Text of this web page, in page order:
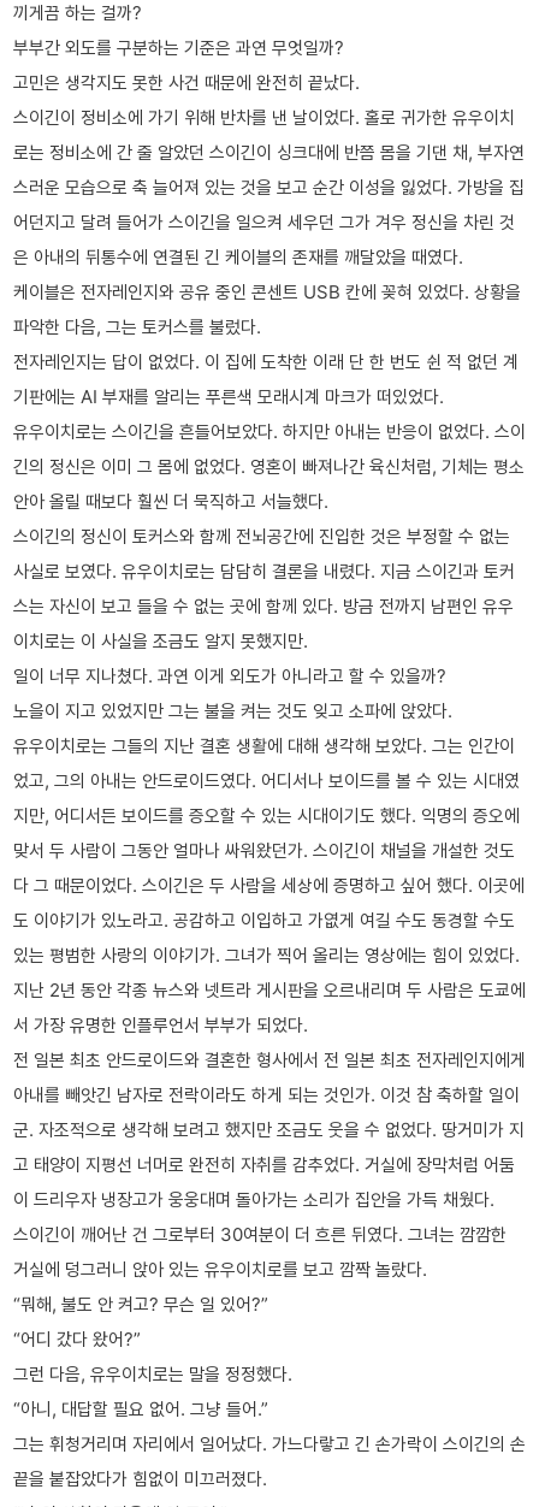
끼게끔 하는 걸까?
부부간 외도를 구분하는 기준은 과연 무엇일까?
고민은 생각지도 못한 사건 때문에 완전히 끝났다.
스이긴이 정비소에 가기 위해 반차를 낸 날이었다. 홀로 귀가한 유우이치
로는 정비소에 간 줄 알았던 스이긴이 싱크대에 반쯤 몸을 기댄 채, 부자연
스러운 모습으로 축 늘어져 있는 것을 보고 순간 이성을 잃었다. 가방을 집
어던지고 달려 들어가 스이긴을 일으켜 세우던 그가 겨우 정신을 차린 것
은 아내의 뒤통수에 연결된 긴 케이블의 존재를 깨달았을 때였다.
케이블은 전자레인지와 공유 중인 콘센트 USB 칸에 꽂혀 있었다. 상황을
파악한 다음, 그는 토커스를 불렀다.
전자레인지는 답이 없었다. 이 집에 도착한 이래 단 한 번도 쉰 적 없던 계
기판에는 AI 부재를 알리는 푸른색 모래시계 마크가 떠있었다.
유우이치로는 스이긴을 흔들어보았다. 하지만 아내는 반응이 없었다. 스이
긴의 정신은 이미 그 몸에 없었다. 영혼이 빠져나간 육신처럼, 기체는 평소
안아 올릴 때보다 훨씬 더 묵직하고 서늘했다.
스이긴의 정신이 토커스와 함께 전뇌공간에 진입한 것은 부정할 수 없는
사실로 보였다. 유우이치로는 담담히 결론을 내렸다. 지금 스이긴과 토커
스는 자신이 보고 들을 수 없는 곳에 함께 있다. 방금 전까지 남편인 유우
이치로는 이 사실을 조금도 알지 못했지만.
일이 너무 지나쳤다. 과연 이게 외도가 아니라고 할 수 있을까?
노을이 지고 있었지만 그는 불을 켜는 것도 잊고 소파에 앉았다.
유우이치로는 그들의 지난 결혼 생활에 대해 생각해 보았다. 그는 인간이
었고, 그의 아내는 안드로이드였다. 어디서나 보이드를 볼 수 있는 시대였
지만, 어디서든 보이드를 증오할 수 있는 시대이기도 했다. 익명의 증오에
맞서 두 사람이 그동안 얼마나 싸워왔던가. 스이긴이 채널을 개설한 것도
다 그 때문이었다. 스이긴은 두 사람을 세상에 증명하고 싶어 했다. 이곳에
도 이야기가 있노라고. 공감하고 이입하고 가엾게 여길 수도 동경할 수도
있는 평범한 사랑의 이야기가. 그녀가 찍어 올리는 영상에는 힘이 있었다.
지난 2년 동안 각종 뉴스와 넷트라 게시판을 오르내리며 두 사람은 도쿄에
서 가장 유명한 인플루언서 부부가 되었다.
전 일본 최초 안드로이드와 결혼한 형사에서 전 일본 최초 전자레인지에게
아내를 빼앗긴 남자로 전락이라도 하게 되는 것인가. 이것 참 축하할 일이
군. 자조적으로 생각해 보려고 했지만 조금도 웃을 수 없었다. 땅거미가 지
고 태양이 지평선 너머로 완전히 자취를 감추었다. 거실에 장막처럼 어둠
이 드리우자 냉장고가 웅웅대며 돌아가는 소리가 집안을 가득 채웠다.
스이긴이 깨어난 건 그로부터 30여분이 더 흐른 뒤였다. 그녀는 깜깜한
거실에 덩그러니 앉아 있는 유우이치로를 보고 깜짝 놀랐다.
“뭐해, 불도 안 켜고? 무슨 일 있어?”
“어디 갔다 왔어?”
그런 다음, 유우이치로는 말을 정정했다.
“아니, 대답할 필요 없어. 그냥 들어.”
그는 휘청거리며 자리에서 일어났다. 가느다랗고 긴 손가락이 스이긴의 손
끝을 붙잡았다가 힘없이 미끄러졌다.